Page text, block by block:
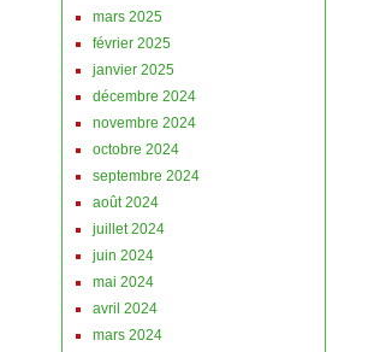
mars 2025
février 2025
janvier 2025
décembre 2024
novembre 2024
octobre 2024
septembre 2024
août 2024
juillet 2024
juin 2024
mai 2024
avril 2024
mars 2024